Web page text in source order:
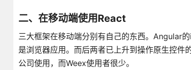
二、在移动端使用React
三大框架在移动端分别有自己的东西。Angular
是浏览器应用。而后两者已上升到操作原生控
公司使用，而Weex使用者很少。